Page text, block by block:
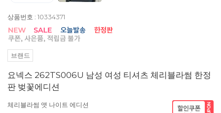
상품번호 : 10334371
브랜드
요넥스 262TS006U 남성 여성 티셔츠 체리블라썸 한정
판 벚꽃에디션
체리블라썸 앳 나이트 에디션